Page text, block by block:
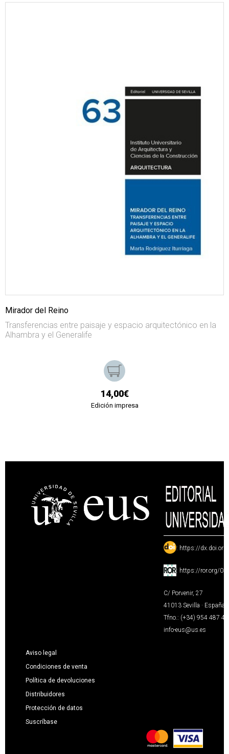
Mirador del Reino
Transferencias entre paisaje y espacio arquitectónico en la
Alhambra y el Generalife
14,00€
Edición impresa
: https://
: https://ror.org/
C/ Porvenir, 27
41013 Sevilla · España
Tfno.: (+34) 954 487
info-eus@us.es
Aviso legal
Condiciones de venta
Política de devoluciones
Distribuidores
Protección de datos
Suscríbase